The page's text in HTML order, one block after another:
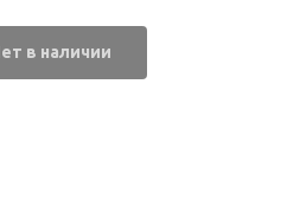
в наличии